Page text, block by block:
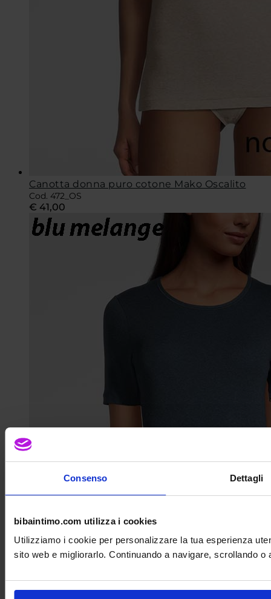
Consenso Dettagli
bibaintimo.com utilizza i cookies
Utilizziamo i cookie per personalizzare la tua esperienza
sito web e migliorarlo. Continuando a navigare, scrollando
Canotta donna puro cotone Mako Oscalito
Cod. 472_OS
€ 41,00